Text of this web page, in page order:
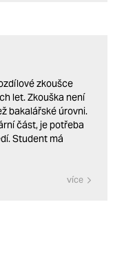
zkoušce
let. Zkouška není
bakalářské úrovni.
část, je potřeba
Student má
více